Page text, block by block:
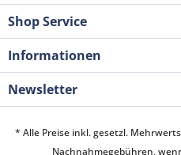
Shop Service
Informationen
Newsletter
* Alle Preise inkl. gesetzl.
Nachnahmegebühren,